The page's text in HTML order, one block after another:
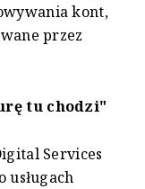
kont,
przez
tu chodzi"
Services
usługach